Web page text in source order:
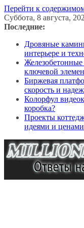
Перейти к
Суббота, 8 августа,
Последние:
Дровяные
интерьере и
ключевой
Биржевая
скорость и
Колорфул
коробка?
Проекты
идеями и ценами